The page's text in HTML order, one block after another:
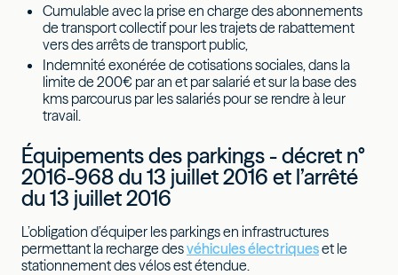
Cumulable avec la prise en charge des abonnements
de transport collectif pour les trajets de rabattement
vers des arrêts de transport public,
Indemnité exonérée de cotisations sociales, dans la
limite de 200€ par an et par salarié et sur la base des
kms parcourus par les salariés pour se rendre à leur
travail.
Équipements des parkings - décret n°
2016-968 du 13 juillet 2016 et l’arrêté
du 13 juillet 2016
L’obligation d’équiper les parkings en infrastructures
permettant la recharge desvéhicules électriqueset le
stationnement des vélos est étendue.